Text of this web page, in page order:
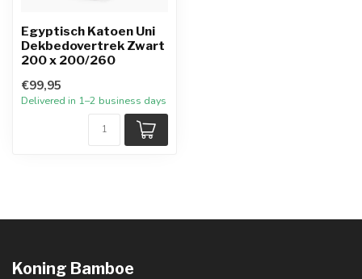
Egyptisch Katoen Uni
Dekbedovertrek Zwart
200 x 200/260
€99,95
Delivered in 1–2 business days
Koning Bamboe